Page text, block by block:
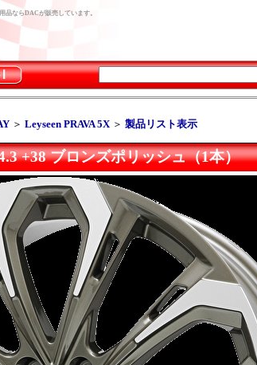
品ならDACが販売しています。
＞ Leyseen PRAVA 5X＞ 製品リスト表示
+38 ブロンズポリッシュ（1本）